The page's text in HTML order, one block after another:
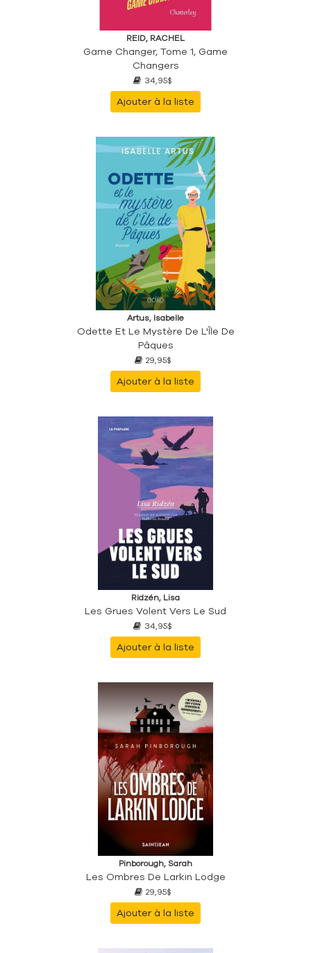
REID, RACHEL
Game Changer, Tome 1, Game
Changers
34,95$
Ajouter à la liste
Artus, Isabelle
Odette Et Le Mystère De L'Île De
Pâques
29,95$
Ajouter à la liste
Ridzén, Lisa
Les Grues Volent Vers Le Sud
34,95$
Ajouter à la liste
Pinborough, Sarah
Les Ombres De Larkin Lodge
29,95$
Ajouter à la liste